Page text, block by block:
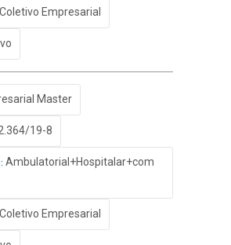
Coletivo Empresarial
Master
19-8
Ambulatorial+Hospitalar+com
Coletivo Empresarial